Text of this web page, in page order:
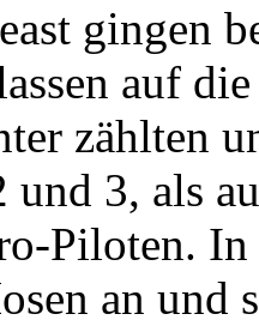
gingen
auf
zählten
und 3, als
Piloten.
an und